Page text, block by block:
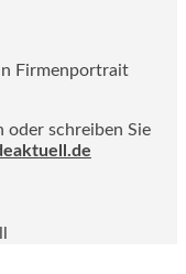
Firmenportrait
oder schreiben Sie